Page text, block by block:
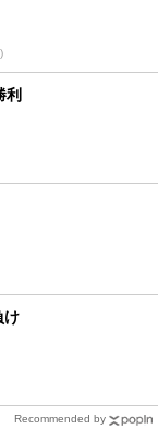
利
け
Recommended by